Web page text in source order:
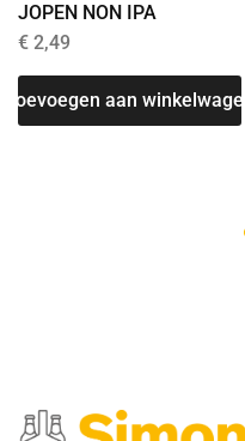
JOPEN NON IPA
€ 2,49
Toevoegen aan winkelwagen